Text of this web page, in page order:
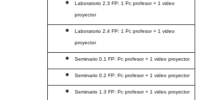
Laboratorio 2.3 FP: 1 Pc profesor + 1 video
proyector
Laboratorio 2.4 FP: 1 Pc profesor + 1 video
proyector
Seminario 0.1 FP: Pc profesor + 1 video proyector
Seminario 0.2 FP: Pc profesor + 1 video proyector
Seminario 1.3 FP: Pc profesor + 1 video proyector